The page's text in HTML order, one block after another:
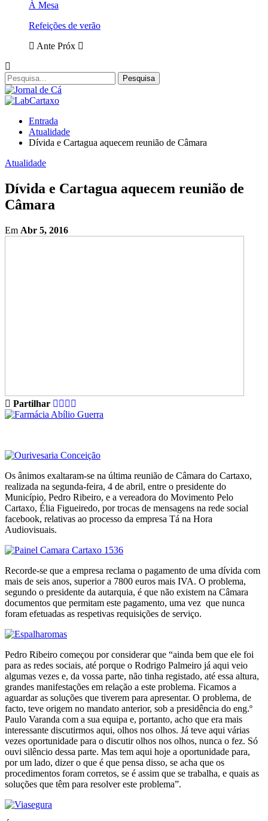
À Mesa
Refeições de verão
Ante Próx
Entrada
Atualidade
Dívida e Cartagua aquecem reunião de Câmara
Atualidade
Dívida e Cartagua aquecem reunião de
Câmara
Em Abr 5, 2016
Partilhar
Os ânimos exaltaram-se na última reunião de Câmara do Cartaxo,
realizada na segunda-feira, 4 de abril, entre o presidente do
Município, Pedro Ribeiro, e a vereadora do Movimento Pelo
Cartaxo, Élia Figueiredo, por trocas de mensagens na rede social
facebook, relativas ao processo da empresa Tá na Hora
Audiovisuais.
Recorde-se que a empresa reclama o pagamento de uma dívida com
mais de seis anos, superior a 7800 euros mais IVA. O problema,
segundo o presidente da autarquia, é que não existem na Câmara
documentos que permitam este pagamento, uma vez que nunca
foram efetuadas as respetivas requisições de serviço.
Pedro Ribeiro começou por considerar que “ainda bem que ele foi
para as redes sociais, até porque o Rodrigo Palmeiro já aqui veio
algumas vezes e, da vossa parte, não tinha registado, até essa altura,
grandes manifestações em relação a este problema. Ficamos a
aguardar as soluções que tiverem para apresentar. O problema, de
facto, teve origem no mandato anterior, sob a presidência do eng.º
Paulo Varanda com a sua equipa e, portanto, acho que era mais
interessante discutirmos aqui, olhos nos olhos. Já teve aqui várias
vezes oportunidade para o discutir olhos nos olhos, nunca o fez. Só
ouvi silêncio dessa parte. Mas tem aqui hoje a oportunidade para,
por um lado, dizer o que é que pensa disso, se acha que os
procedimentos foram corretos, se é assim que se trabalha, e quais as
soluções que têm para resolver este problema”.